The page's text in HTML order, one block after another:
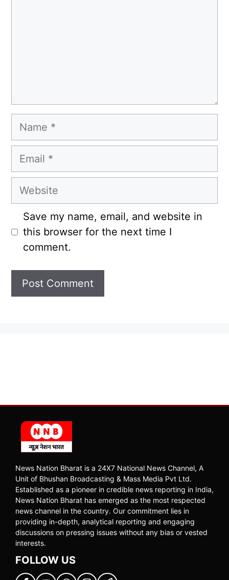
Name
Email
Website
Save my name, email, and website in
this browser for the next time I
comment.
News Nation Bharat is a 24X7 National News Channel, A
Unit of Bhushan Broadcasting & Mass Media Pvt Ltd.
Established as a pioneer in credible news reporting in India,
News Nation Bharat has emerged as the most respected
news channel in the country. Our commitment lies in
providing in-depth, analytical reporting and engaging
discussions on pressing issues without any bias or vested
interests.
FOLLOW US